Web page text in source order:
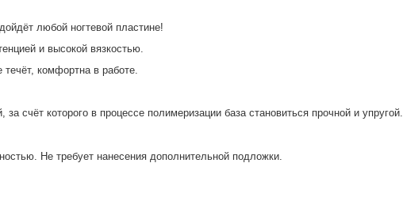
любой ногтевой пластине!
и высокой вязкостью.
комфортна в работе.
за счёт которого в процессе полимеризации база становиться прочной и упругой.
Не требует нанесения дополнительной подложки.